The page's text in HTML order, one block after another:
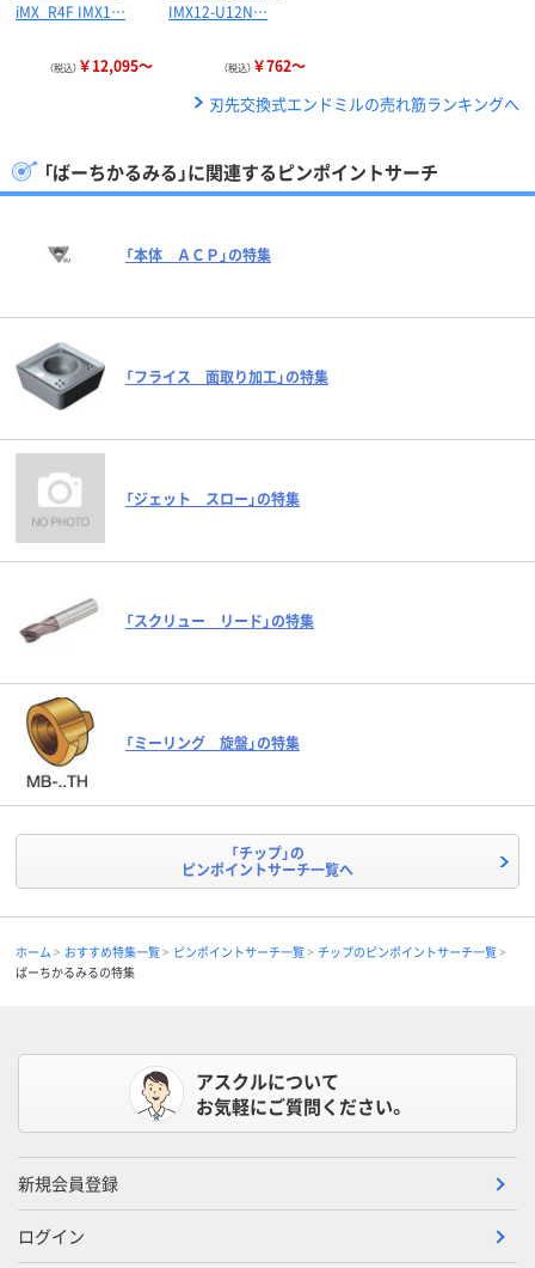
iMX_R4F IMX1…
（税込） ￥12,095～
IMX12-U12N…
（税込） ￥762～
刃先交換式エンドミルの売れ筋ランキングへ
「ばーちかるみる」に関連するピンポイントサーチ
「本体 ＡＣＰ」の特集
「フライス 面取り加工」の特集
「ジェット スロー」の特集
「スクリュー リード」の特集
「ミーリング 旋盤」の特集
「チップ」の
ピンポイントサーチ一覧へ
ホーム おすすめ特集一覧 ピンポイントサーチ一覧
チップのピンポイントサーチ一覧
ばーちかるみるの特集
アスクルについて
お気軽にご質問ください。
新規会員登録
ログイン